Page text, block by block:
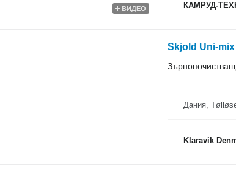
ВИДЕО КАМРУД-
Skjold Uni-mix
Дания,
Klaravik